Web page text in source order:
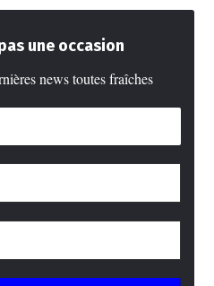
une occasion
news toutes fraîches